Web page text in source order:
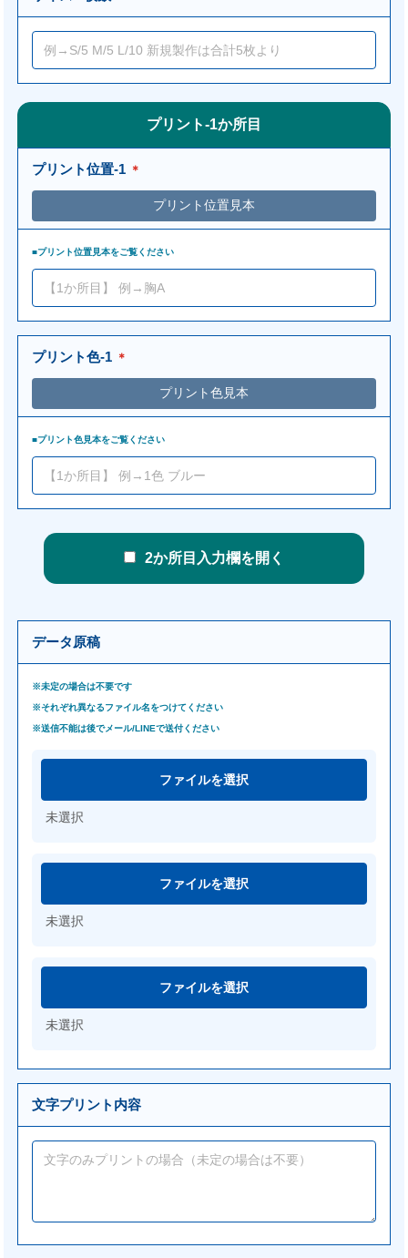
プリント-1か所目
プリント位置-1 ＊
■プリント位置見本をご覧ください
プリント色-1 ＊
■プリント色見本をご覧ください
2か所目入力欄を開く
データ原稿
※未定の場合は不要です
※それぞれ異なるファイル名をつけてください
※送信不能は後でメール/LINEで送付ください
ファイルを選択
未選択
ファイルを選択
未選択
ファイルを選択
未選択
文字プリント内容